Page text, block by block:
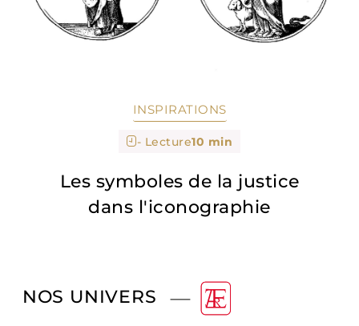
INSPIRATIONS
- Lecture10 min
Les symboles de la justice
dans l'iconographie
NOS UNIVERS